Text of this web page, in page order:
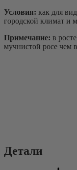
Условия: как для
городской климат и
Примечание: в
мучнистой росе чем
Детали